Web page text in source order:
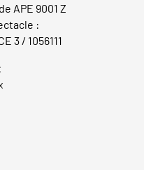
APE 9001 Z
:
3 / 1056111